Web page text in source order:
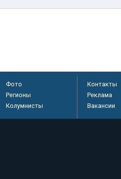
Фото
Регионы
Колумнисты
Контакты
Реклама
Вакансии